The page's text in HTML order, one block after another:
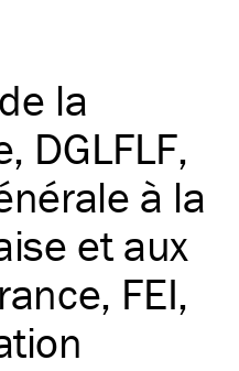
la
, DGLFLF,
à la
et aux
, FEI,